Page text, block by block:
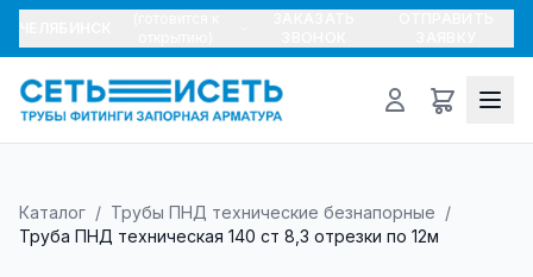
Каталог / Трубы ПНД технические безнапорные /
Труба ПНД техническая 140 ст 8,3 отрезки по 12м